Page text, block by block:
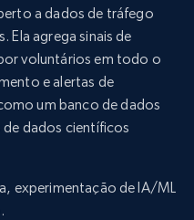
a dados de tráfego
Ela agrega sinais de
voluntários em todo o
e alertas de
um banco de dados
de dados científicos
experimentação de IA/ML